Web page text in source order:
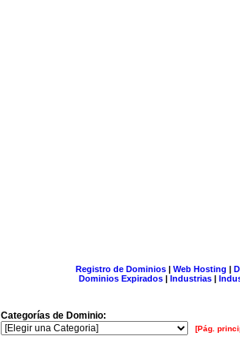
Registro de Dominios| Web Hosting |
Dominios Expirados | Industrias |
Categorías de Dominio:
[Pág.